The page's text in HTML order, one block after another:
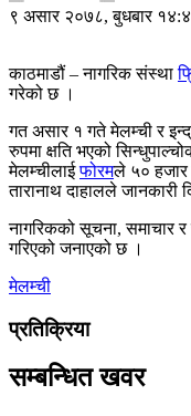
९ असार २०७८, बुधबार
काठमाडौं – नागरिक संस्था
गरेको छ ।
गत असार १ गते मेलम्ची र
रुपमा क्षति भएको
मेलम्चीलाईफोरमले ५० हजार
तारानाथ दाहालले जानकारी
नागरिकको सूचना, समाचार
गरिएको जनाएको छ ।
मेलम्ची
प्रतिक्रिया
सम्बन्धित खवर